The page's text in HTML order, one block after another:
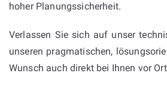
hoher Planungssicherheit.
Verlassen Sie sich auf unser
unseren pragmatischen,
Wunsch auch direkt bei Ihnen vor